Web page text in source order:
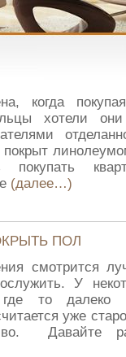
когда
хотели
(далее…)
ПОЛ
смотрится
У
где то
уже
Давайте